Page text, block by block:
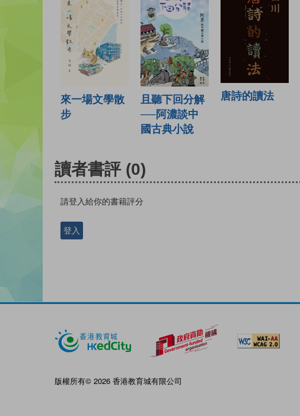
來一場文學散
步
且聽下回分解
──阿濃談中
國古典小說
唐詩的讀法
讀者書評 (0)
請登入給你的書籍評分
登入
版權所有© 2026 香港教育城有限公司